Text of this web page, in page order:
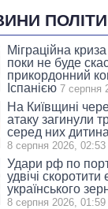
Міграційна криза
поки не буде
прикордонний
Іспанією 7 серпня
На Київщині
атаку загинули
серед них дитина
8 серпня 2026, 02:53
Удари рф по
удвічі скоротити
українського
8 серпня 2026, 01:59